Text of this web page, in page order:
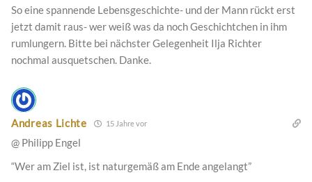
So eine spannende Lebensgeschichte- und der Mann rückt erst
jetzt damit raus- wer weiß was da noch Geschichtchen in ihm
rumlungern. Bitte bei nächster Gelegenheit Ilja Richter
nochmal ausquetschen. Danke.
Andreas Lichte 15 Jahre vor
@ Philipp Engel
“Wer am Ziel ist, ist naturgemäß am Ende angelangt”